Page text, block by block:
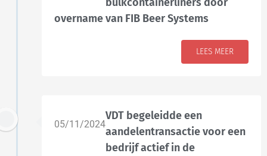
bulkcontainerliners door
overname van FIB Beer Systems
LEES MEER
05/11/2024
VDT begeleidde een
aandelentransactie voor een
bedrijf actief in de